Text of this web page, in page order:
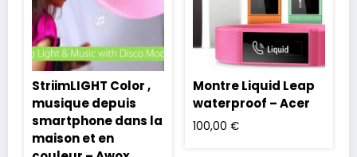
StriimLIGHT Color ,
musique depuis
smartphone dans la
maison et en
Montre Liquid Leap
waterproof – Acer
100,00 €